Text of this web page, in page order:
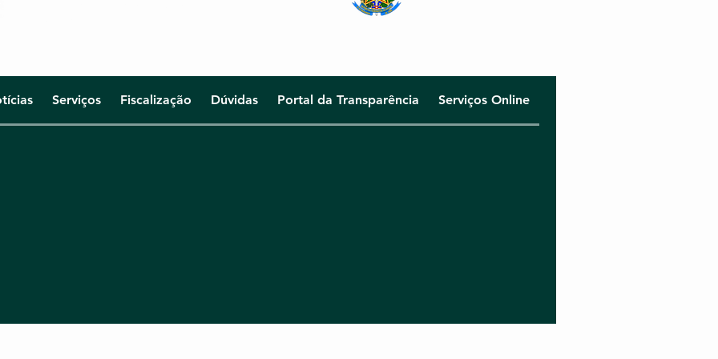
eletrônico de imóvel e
projeta nova fase de
modernização
Marcha a Brasília e reforça
defesa da inserção do
biomédico nos municípios
Serviços Fiscalização Dúvidas Portal da Transparência Serviços Online